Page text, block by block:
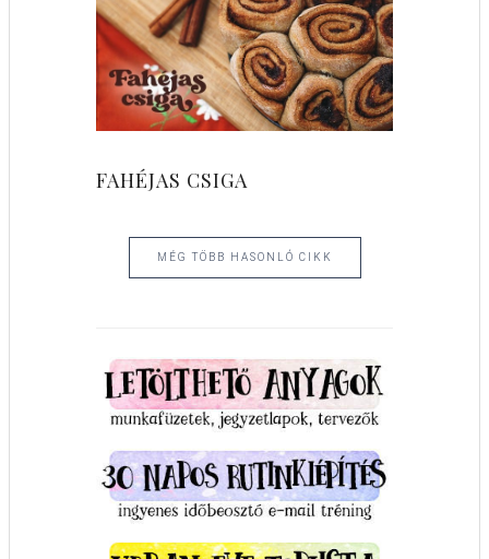
FAHÉJAS CSIGA
MÉG TÖBB HASONLÓ CIKK